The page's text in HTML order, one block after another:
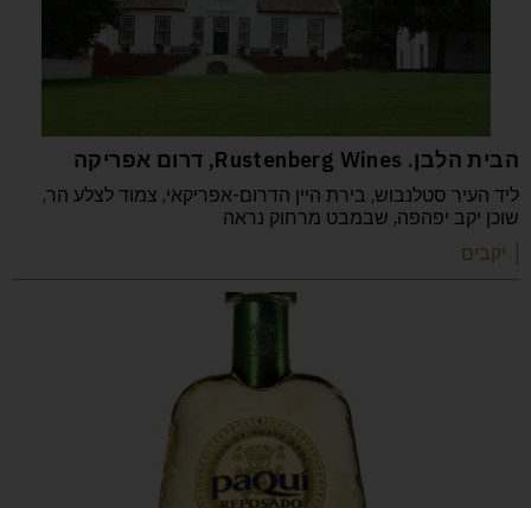
הבית הלבן. Rustenberg Wines, דרום אפריקה
ליד העיר סטלנבוש, בירת היין הדרום-אפריקאי, צמוד לצלע הר,
שוכן יקב יפהפה, שבמבט מרחוק נראה
| יקבים